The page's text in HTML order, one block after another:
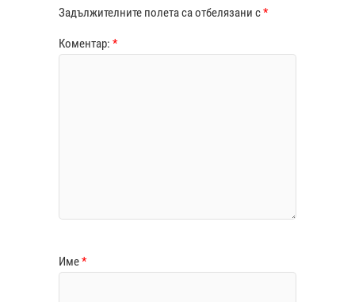
Задължителните полета са отбелязани с*
Коментар: *
Име*